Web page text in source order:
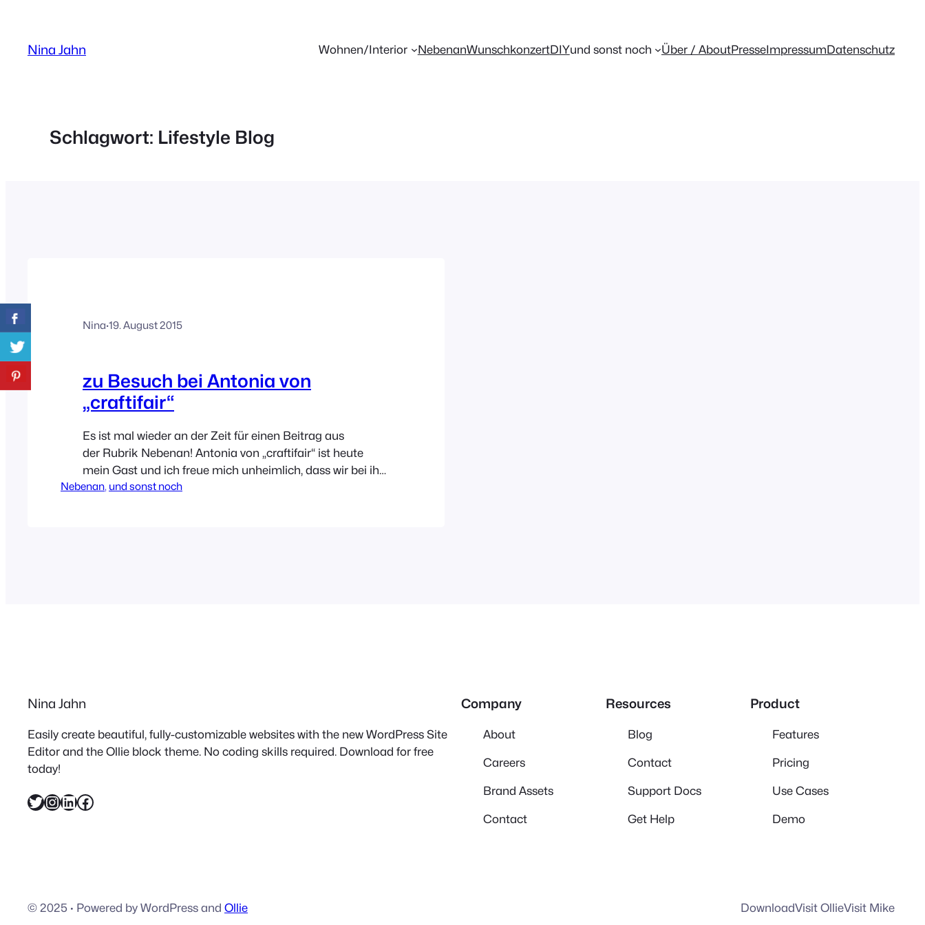
springen
Nina Jahn Wohnen/Interior NebenanWunschkonzertDIYund sonst noch Über / AboutPresseImpressumDatenschutz
Schlagwort: Lifestyle Blog
Nina·19. August 2015
zu Besuch bei Antonia von
„craftifair“
Es ist mal wieder an der Zeit für einen Beitrag aus
der Rubrik Nebenan! Antonia von „craftifair“ ist heute
mein Gast und ich freue mich unheimlich, dass wir bei ihr
in Köln vorbeischauen dürfen. Entdeckt habe ich sie in der
Nebenan, und sonst noch
Nina Jahn
Easily create beautiful, fully-customizable websites with the new WordPress Site
Editor and the Ollie block theme. No coding skills required. Download for free
today!
Twitter InstagramLinkedIn Facebook
Company
About
Careers
Brand Assets
Contact
Resources
Blog
Contact
Support Docs
Get Help
Product
Features
Pricing
Use Cases
Demo
© 2025 · Powered by WordPress and Ollie DownloadVisit OllieVisit Mike